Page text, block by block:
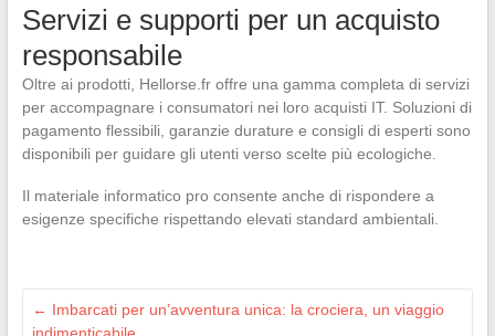
Servizi e supporti per un acquisto
responsabile
Oltre ai prodotti, Hellorse.fr offre una gamma completa di servizi
per accompagnare i consumatori nei loro acquisti IT. Soluzioni di
pagamento flessibili, garanzie durature e consigli di esperti sono
disponibili per guidare gli utenti verso scelte più ecologiche.
Il materiale informatico pro consente anche di rispondere a
esigenze specifiche rispettando elevati standard ambientali.
← Imbarcati per un’avventura unica: la crociera, un viaggio